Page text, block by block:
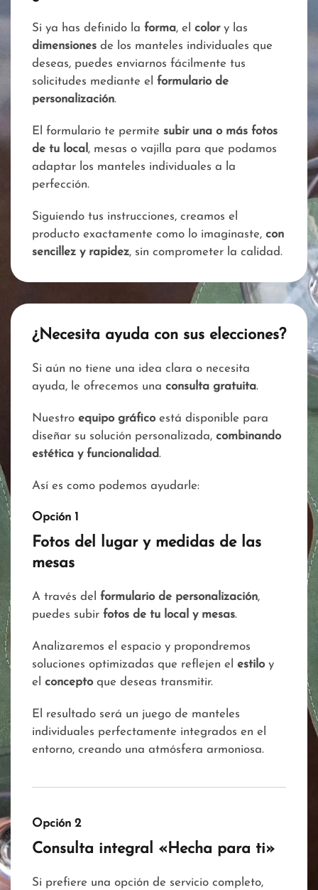
Si ya has definido la forma, el colory las
dimensiones de los manteles individuales que
deseas, puedes enviarnos fácilmente tus
solicitudes mediante el formulario de
personalización.
El formulario te permite subir una o más fotos
de tu local , mesas o vajilla para que podamos
adaptar los manteles individuales a la
perfección.
Siguiendo tus instrucciones, creamos el
producto exactamente como lo imaginaste, con
sencillez y rapidez, sin comprometer la calidad.
¿Necesita ayuda con sus elecciones?
Si aún no tiene una idea clara o necesita
ayuda, le ofrecemos una consulta gratuita.
Nuestro equipo gráficoestá disponible para
diseñar su solución personalizada, combinando
estética y funcionalidad.
Así es como podemos ayudarle:
Opción 1
Fotos del lugar y medidas de las
mesas
A través del formulario de personalización,
puedes subir fotos de tu local y mesas.
Analizaremos el espacio y propondremos
soluciones optimizadas que reflejen el estiloy
el conceptoque deseas transmitir.
El resultado será un juego de manteles
individuales perfectamente integrados en el
entorno, creando una atmósfera armoniosa.
Opción 2
Consulta integral «Hecha para ti»
Si prefiere una opción de servicio completo,